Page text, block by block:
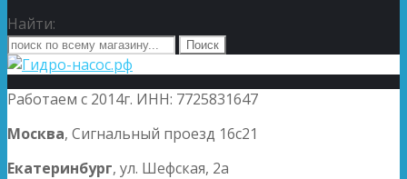
Найти:
Работаем с 2014г. ИНН: 7725831647
Москва, Сигнальный проезд 16с21
Екатеринбург, ул. Шефская, 2а